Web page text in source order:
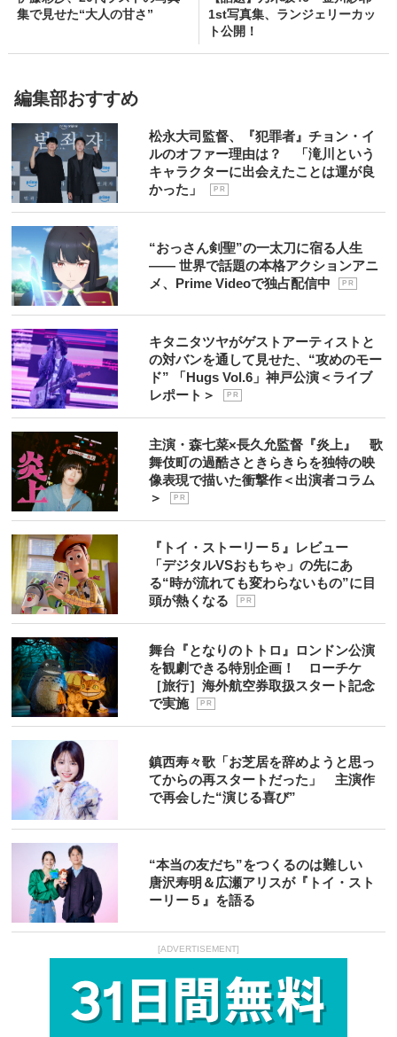
集で見せた“大人の甘さ”
1st写真集、ランジェリーカッ
ト公開！
編集部おすすめ
松永大司監督、『犯罪者』チョン・イ
ルのオファー理由は？ 「滝川という
キャラクターに出会えたことは運が良
かった」
P R
“おっさん剣聖”の一太刀に宿る人生
―― 世界で話題の本格アクションアニ
メ、Prime Videoで独占配信中
P R
キタニタツヤがゲストアーティストと
の対バンを通して見せた、“攻めのモー
ド” 「Hugs Vol.6」神戸公演＜ライブ
レポート＞
P R
主演・森七菜×長久允監督『炎上』 歌
舞伎町の過酷さときらきらを独特の映
像表現で描いた衝撃作＜出演者コラム
＞
P R
『トイ・ストーリー５』レビュー
「デジタルVSおもちゃ」の先にあ
る“時が流れても変わらないもの”に目
頭が熱くなる
P R
舞台『となりのトトロ』ロンドン公演
を観劇できる特別企画！ ローチケ
［旅行］海外航空券取扱スタート記念
で実施
P R
鎮西寿々歌「お芝居を辞めようと思っ
てからの再スタートだった」 主演作
で再会した“演じる喜び”
“本当の友だち”をつくるのは難しい
唐沢寿明＆広瀬アリスが『トイ・スト
ーリー５』を語る
[ADVERTISEMENT]